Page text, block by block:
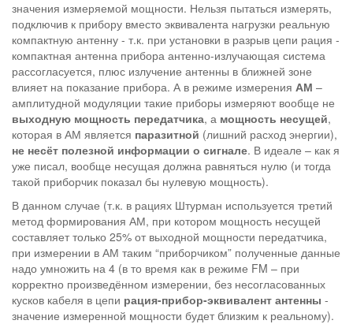
значения измеряемой мощности. Нельзя пытаться измерять,
подключив к прибору вместо эквивалента нагрузки реальную
компактную антенну - т.к. при установки в разрыв цепи рация -
компактная антенна прибора антенно-излучающая система
рассогласуется, плюс излучение антенны в ближней зоне
влияет на показание прибора. А в режиме измерения АМ –
амплитудной модуляции такие приборы измеряют вообще не
выходную мощность передатчика, а мощность несущей,
которая в АМ является паразитной (лишний расход энергии),
не несёт полезной информации о сигнале. В идеале – как я
уже писал, вообще несущая должна равняться нулю (и тогда
такой приборчик показал бы нулевую мощность).
В данном случае (т.к. в рациях Штурман используется третий
метод формирования АМ, при котором мощность несущей
составляет только 25% от выходной мощности передатчика,
при измерении в АМ таким “приборчиком” полученные данные
надо умножить на 4 (в то время как в режиме FM – при
корректно произведённом измерении, без несогласованных
кусков кабеля в цепи рация-прибор-эквивалент антенны -
значение измеренной мощности будет близким к реальному).